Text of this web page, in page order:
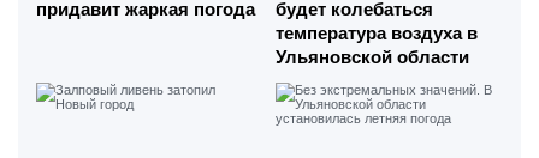
придавит жаркая погода
будет колебаться
температура воздуха в
Ульяновской области